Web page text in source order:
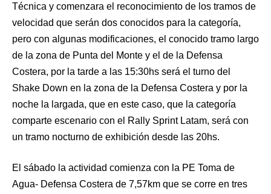
Técnica y comenzara el reconocimiento de los tramos de
velocidad que serán dos conocidos para la categoría,
pero con algunas modificaciones, el conocido tramo largo
de la zona de Punta del Monte y el de la Defensa
Costera, por la tarde a las 15:30hs será el turno del
Shake Down en la zona de la Defensa Costera y por la
noche la largada, que en este caso, que la categoría
comparte escenario con el Rally Sprint Latam, será con
un tramo nocturno de exhibición desde las 20hs.
El sábado la actividad comienza con la PE Toma de
Agua- Defensa Costera de 7,57km que se corre en tres